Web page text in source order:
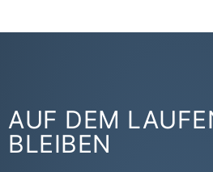
AUF DEM
BLEIBEN